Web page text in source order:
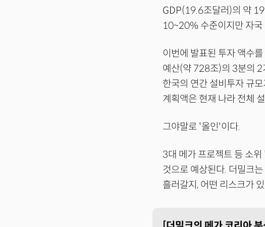
GDP(19.6조달러)의 약
10~20% 수준이지만 자국
이번에 발표된 투자 액수
예산(약 728조)의 3분의 2
한국의 연간 설비투자 규
계획액은 현재 나라 전체
그야말로 '올인'이다.
3대 메가 프로젝트 등 소
것으로 예상된다. 더밀크
흘러갈지, 어떤 리스크가